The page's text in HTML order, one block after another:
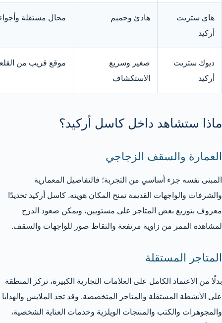
هاي ستريت
أركيد
هادئ وحميم محال مستقلة
ديوك ستريت
أركيد
صغير وسريع
الاستكشاف
موقع قريب من
ماذا ستشاهد داخل كاسل أركيد؟
العمارة والسقف الزجاجي
المبنى نفسه جزء أساسي من التجربة؛ فالتفاصيل المعمارية
والشرفات والواجهات القديمة تمنح المكان هويته. كاسل أركيد تحديدًا
معروف بتوزيع بعض المتاجر على مستويين، ويمكن صعود الدرج
لمشاهدة الممر من زاوية مرتفعة والتقاط صور للواجهات والسقف.
المتاجر المستقلة
بدلًا من الاعتماد الكامل على العلامات التجارية الكبيرة، تركز المنطقة
على الأنشطة المستقلة والمتاجر المتخصصة. وقد تجد الملابس والهدايا
والمجوهرات والكتب والمنتجات الويلزية وخدمات العناية الشخصية،